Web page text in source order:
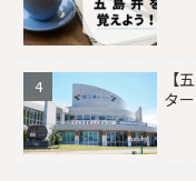
【
タ